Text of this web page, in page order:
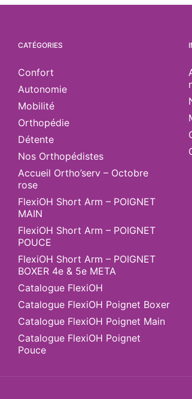
CATÉGORIES
Confort
Autonomie
Mobilité
Orthopédie
Détente
Nos Orthopédistes
Accueil Ortho’serv – Octobre
rose
FlexiOH Short Arm – POIGNET
MAIN
FlexiOH Short Arm – POIGNET
POUCE
FlexiOH Short Arm – POIGNET
BOXER 4e & 5e META
Catalogue FlexiOH
Catalogue FlexiOH Poignet Boxer
Catalogue FlexiOH Poignet Main
Catalogue FlexiOH Poignet
Pouce